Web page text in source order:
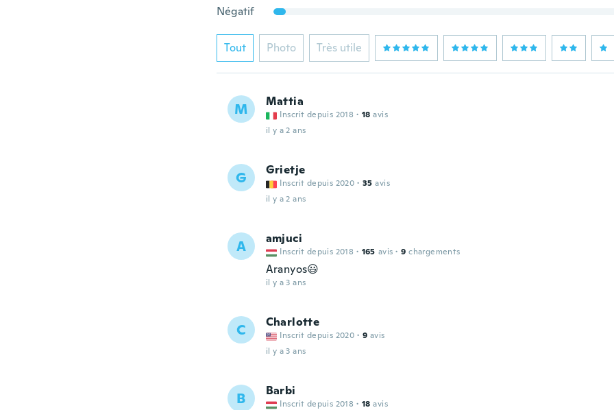
Négatif
Tout Photo Très utile
M Mattia
Inscrit depuis 2018 · 18 avis
il y a 2 ans
G Grietje
Inscrit depuis 2020 · 35 avis
il y a 2 ans
A amjuci
Inscrit depuis 2018 · 165 avis · 9 chargements
Aranyos😃
il y a 3 ans
C Charlotte
Inscrit depuis 2020 · 9 avis
il y a 3 ans
B Barbi
Inscrit depuis 2018 · 18 avis